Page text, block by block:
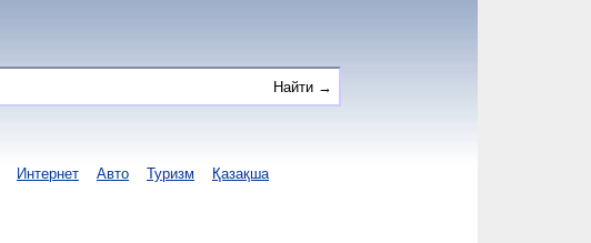
Интернет Авто Туризм Қазақша